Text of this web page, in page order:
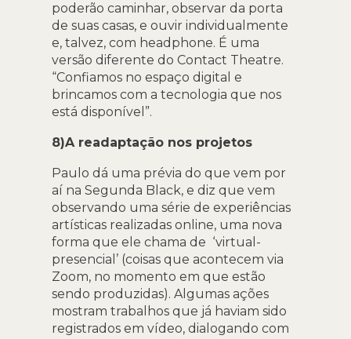
poderão caminhar, observar da porta
de suas casas, e ouvir individualmente
e, talvez, com headphone. É uma
versão diferente do Contact Theatre.
“Confiamos no espaço digital e
brincamos com a tecnologia que nos
está disponível”.
8)A readaptação nos projetos
Paulo dá uma prévia do que vem por
aí na Segunda Black, e diz que vem
observando uma série de experiências
artísticas realizadas online, uma nova
forma que ele chama de ‘virtual-
presencial’ (coisas que acontecem via
Zoom, no momento em que estão
sendo produzidas). Algumas ações
mostram trabalhos que já haviam sido
registrados em vídeo, dialogando com